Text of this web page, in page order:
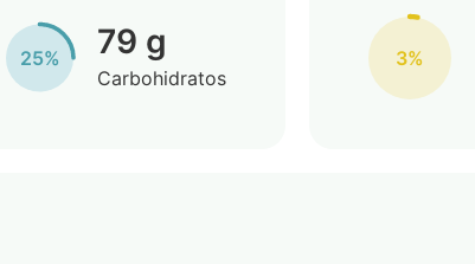
25% 79 g
Carbohidratos
3%